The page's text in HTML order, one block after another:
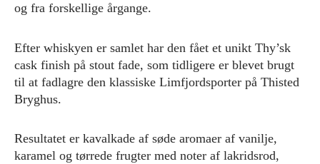
og fra forskellige årgange.
Efter whiskyen er samlet har den fået et unikt Thy’sk
cask finish på stout fade, som tidligere er blevet brugt
til at fadlagre den klassiske Limfjordsporter på Thisted
Bryghus.
Resultatet er kavalkade af søde aromaer af vanilje,
karamel og tørrede frugter med noter af lakridsrod,